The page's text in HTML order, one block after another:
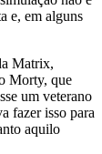
e, em alguns
Matrix,
Morty, que
um veterano
fazer isso para
aquilo